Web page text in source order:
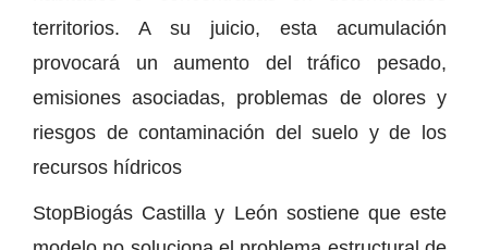
territorios. A su juicio, esta acumulación
provocará un aumento del tráfico pesado,
emisiones asociadas, problemas de olores y
riesgos de contaminación del suelo y de los
recursos hídricos
StopBiogás Castilla y León sostiene que este